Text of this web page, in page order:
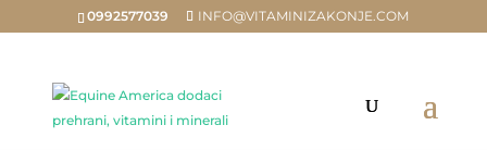
0992577039 INFO@VITAMINIZAKONJE.COM